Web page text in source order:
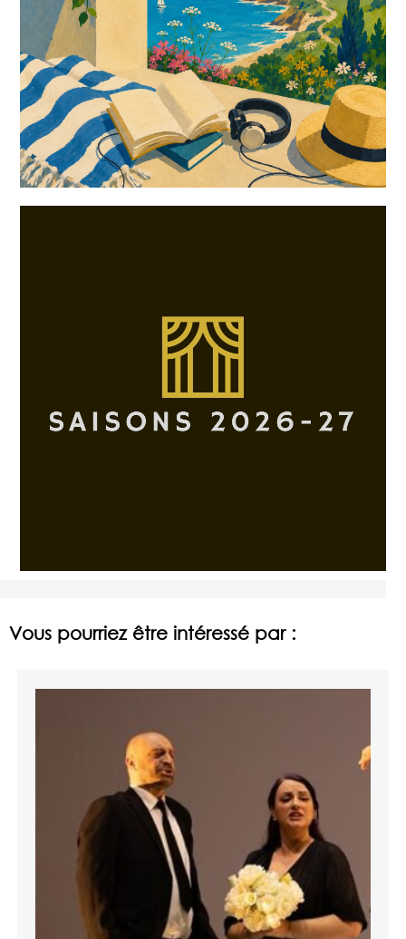
Vous pourriez être intéressé par :